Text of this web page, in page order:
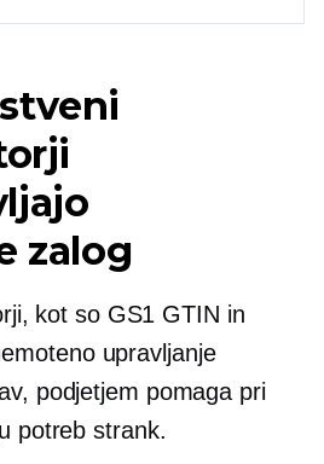
zalog
kot so GS1 GTIN in
upravljanje
podjetjem pomaga pri
potreb strank.